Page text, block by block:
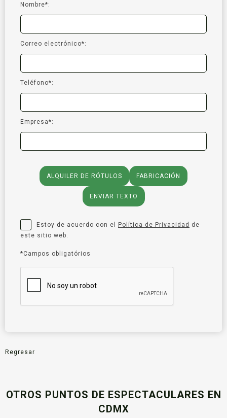
Nombre*:
Correo electrónico*:
Teléfono*:
Empresa*:
ALQUILER DE RÓTULOS FABRICACIÓN
ENVIAR TEXTO
Estoy de acuerdo con el Política de Privacidad de
este sitio web.
*Campos obligatórios
Regresar
OTROS PUNTOS DE ESPECTACULARES EN
CDMX